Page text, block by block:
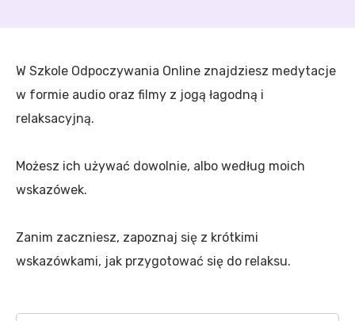
W Szkole Odpoczywania Online znajdziesz medytacje
w formie audio oraz filmy z jogą łagodną i
relaksacyjną.
Możesz ich używać dowolnie, albo według moich
wskazówek.
Zanim zaczniesz, zapoznaj się z krótkimi
wskazówkami, jak przygotować się do relaksu.